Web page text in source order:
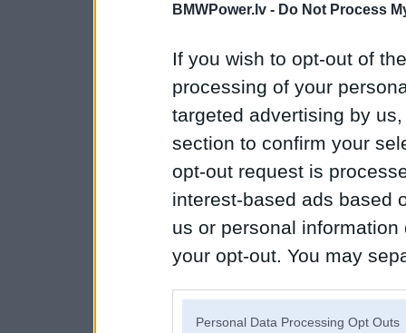
BMWPower.lv - Do Not Process
If you wish to opt-out of
processing of your
targeted advertising by
section to confirm your
opt-out request is
interest-based ads based
us or personal
your opt-out. You may
Personal Data Processing Opt Outs